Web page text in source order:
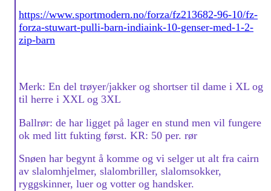
https://www.sportmodern.no/forza/fz213682-96-10/fz-
forza-stuwart-pulli-barn-indiaink-10-genser-med-1-2-
zip-barn
Merk: En del trøyer/jakker og shortser til dame i XL og
til herre i XXL og 3XL
Ballrør: de har ligget på lager en stund men vil fungere
ok med litt fukting først. KR: 50 per. rør
Snøen har begynt å komme og vi selger ut alt fra cairn
av slalomhjelmer, slalombriller, slalomsokker,
ryggskinner, luer og votter og handsker.